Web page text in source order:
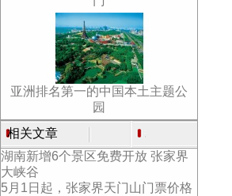
亚洲排名第一的中国本土主题公
园
相关文章
湖南新增6个景区免费开放 张家界
大峡谷
5月1日起，张家界天门山门票价格